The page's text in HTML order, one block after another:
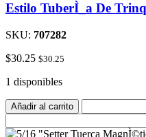
Estilo TuberÌ_a De
SKU: 707282
$30.25 $30.25
1 disponibles
Añadir al carrito